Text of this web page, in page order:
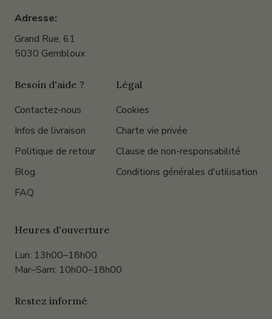
Adresse:
Grand Rue, 61
5030 Gembloux
Besoin d'aide ?
Contactez-nous
Infos de livraison
Politique de retour
Blog
FAQ
Légal
Cookies
Charte vie privée
Clause de non-responsabilité
Conditions générales d'utilisation
Heures d'ouverture
Lun: 13h00–18h00
Mar–Sam: 10h00–18h00
Restez informé